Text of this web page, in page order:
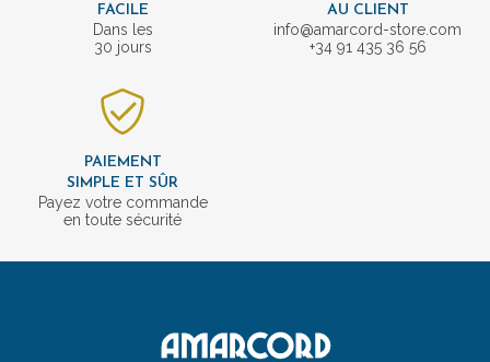
FACILE
Dans les
30 jours
AU CLIENT
info@amarcord-store.com
+34 91 435 36 56
PAIEMENT
SIMPLE ET SÛR
Payez votre commande
en toute sécurité